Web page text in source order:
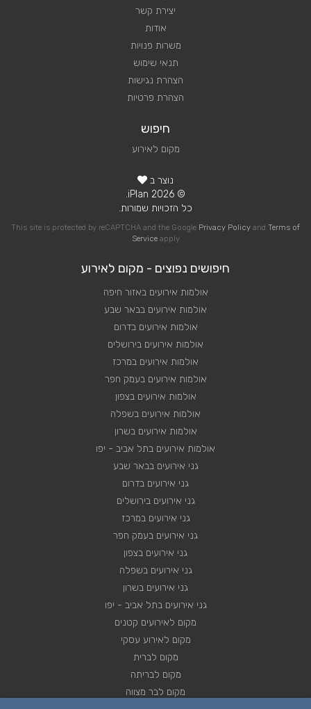
יצירת קשר
אודות
משרות פנויות
תנאי שימוש
הצהרת נגישות
הצהרת פרטיות
חיפוש
מקום לאירוע
נוצר ב
© 2026 iPlan.
כל הזכויות שמורות.
This site is protected by reCAPTCHA and the Google Privacy Policy and Terms of
Serviceapply
חיפושים נפוצים - מקום לאירוע
אולמות אירועים באזור חיפה
אולמות אירועים בבאר שבע
אולמות אירועים בדרום
אולמות אירועים בירושלים
אולמות אירועים במרכז
אולמות אירועים בעמק חפר
אולמות אירועים בצפון
אולמות אירועים בשפלה
אולמות אירועים בשרון
אולמות אירועים בתל אביב - יפו
גני אירועים בבאר שבע
גני אירועים בדרום
גני אירועים בירושלים
גני אירועים במרכז
גני אירועים בעמק חפר
גני אירועים בצפון
גני אירועים בשפלה
גני אירועים בשרון
גני אירועים בתל אביב - יפו
מקום לאירועים קטנים
מקום לאירוע עסקי
מקום לברית
מקום לבריתה
מקום לבר מצווה